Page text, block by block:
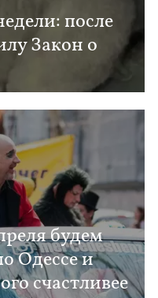
после
Закон о
будем
Одессе и
счастливее